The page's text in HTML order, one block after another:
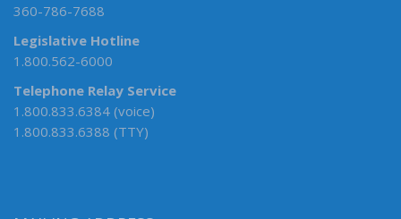
360-786-7688
Legislative Hotline
1.800.562-6000
Telephone Relay Service
1.800.833.6384 (voice)
1.800.833.6388 (TTY)